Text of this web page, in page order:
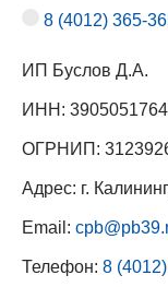
8 (4012) 365-
ИП Буслов Д.А.
ИНН:
ОГРНИП:
Адрес: г.
Email:
Телефон: 8